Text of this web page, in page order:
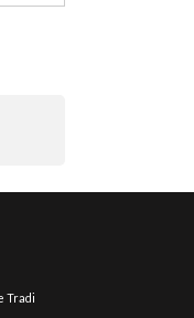
Tradi